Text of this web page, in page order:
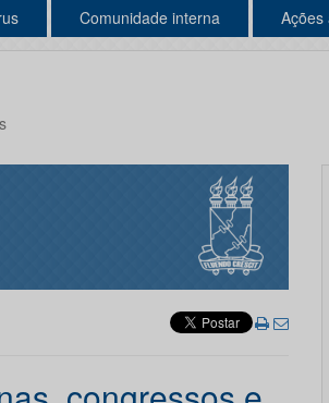
Comunidade interna Ações